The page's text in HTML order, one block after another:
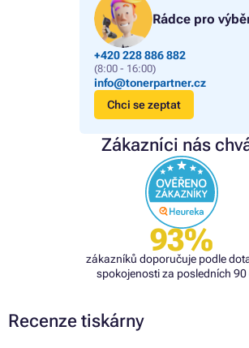
Rádce pro
+420 228 886 882
(8:00 - 16:00)
info@tonerpartner.cz
Chci se zeptat
Zákazníci nás
93%
zákazníků doporučuje podle
spokojenosti za posledních 90
Recenze tiskárny